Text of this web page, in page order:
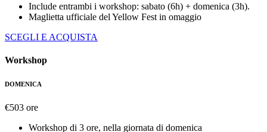
Include entrambi i workshop: sabato (6h) + domenica (3h).
Maglietta ufficiale del Yellow Fest in omaggio
SCEGLI E ACQUISTA
Workshop
DOMENICA
€503 ore
Workshop di 3 ore, nella giornata di domenica